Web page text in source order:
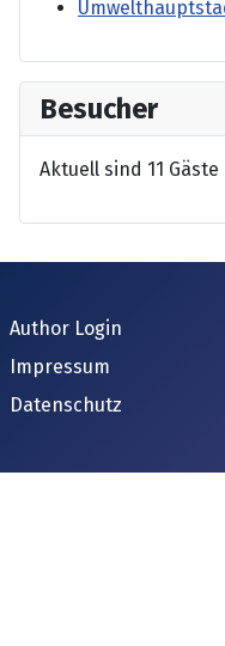
Besucher
Aktuell sind 11
Author Login
Impressum
Datenschutz